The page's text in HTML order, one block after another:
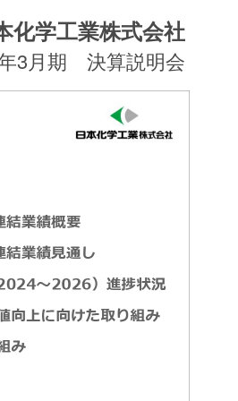
化学工業株式会社
3月期 決算説明会